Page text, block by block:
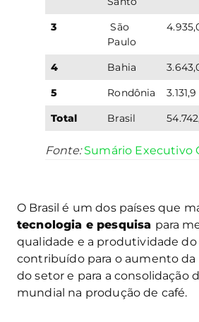
3
São
Paulo
4 Bahia
5
Rondônia 3.131,9
Total
Brasil
Fonte:Sumário Executivo
O Brasil é um dos países que
tecnologia e pesquisa para
qualidade e a produtividade do
contribuído para o aumento
do setor e para a consolidação
mundial na produção de café.